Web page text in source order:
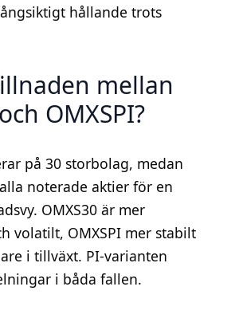
hållande trots
mellan
OMXSPI?
på 30 storbolag, medan
noterade aktier för en
OMXS30 är mer
volatilt, OMXSPI mer stabilt
i tillväxt. PI-varianten
i båda fallen.